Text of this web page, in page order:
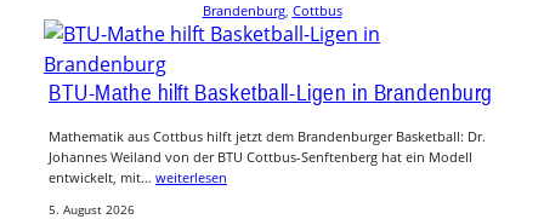
Brandenburg, Cottbus
BTU-Mathe hilft Basketball-Ligen in Brandenburg
Mathematik aus Cottbus hilft jetzt dem Brandenburger Basketball: Dr.
Johannes Weiland von der BTU Cottbus-Senftenberg hat ein Modell
entwickelt, mit… weiterlesen
5. August 2026